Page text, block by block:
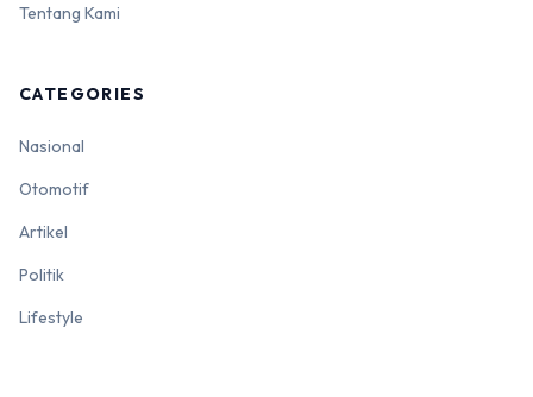
Tentang Kami
CATEGORIES
Nasional
Otomotif
Artikel
Politik
Lifestyle